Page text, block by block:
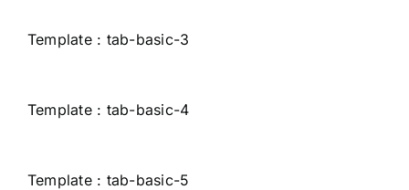
Template : tab-basic-3
Template : tab-basic-4
Template : tab-basic-5